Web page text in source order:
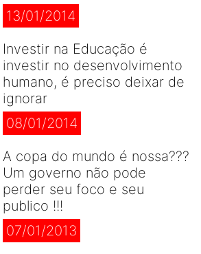
13/01/2014
Investir na Educação é
investir no desenvolvimento
humano, é preciso deixar de
ignorar
08/01/2014
A copa do mundo é nossa???
Um governo não pode
perder seu foco e seu
publico !!!
07/01/2013